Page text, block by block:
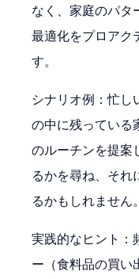
なく、家庭のパタ
最適化をプロアク
す。
シナリオ例：忙
の中に残っている
のルーチンを提案
るかを尋ね、それ
るかもしれません。
実践的なヒント：
ー（食料品の買い